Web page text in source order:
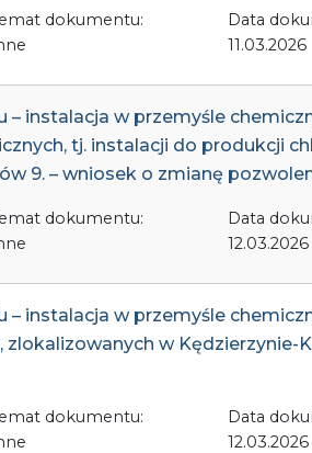
dokumentu:
Data
11.03.2026
– instalacja w przemyśle
tj. instalacji do produkcji
9. – wniosek o zmianę
dokumentu:
Data
12.03.2026
– instalacja w przemyśle
w Kędzierzynie-
dokumentu:
Data
12.03.2026